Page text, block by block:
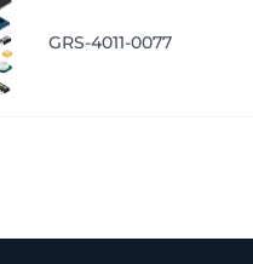
GRS-4011-0077